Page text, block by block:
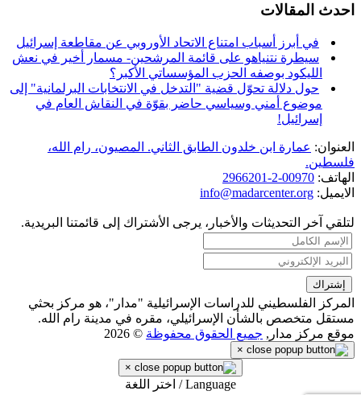
احدث المقالات
في أبرز أسباب امتناع الاتحاد الأوروبي عن مقاطعة إسرائيل
سيطرة نتنياهو على قائمة المرشحين- مسمار أخير في نعش
الليكود بوصفه الحزب المؤسساتي الأكبر؟
حول دلالة تحوّل قضية "التدخل في الانتخابات البرلمانية" إلى
موضوع أمني وسياسي حاضر بقوّة في النقاش العام في
إسرائيل!
العنوان: عمارة ابن خلدون الطابق الثاني. المصيون، رام الله،
فلسطين.
الهاتف: 00970-2-2966201
الايميل: info@madarcenter.org
لتلقي آخر التحديثات والأخبار، يرجى الأشتراك إلى قائمتنا البريدية.
المركز الفلسطيني للدراسات الإسرائيلية "مدار"، هو مركز بحثي
مستقل متخصص بالشأن الإسرائيلي، مقره في مدينة رام الله.
موقع مركز مدار, جميع الحقوق محفوظة © 2026
×
×
Language / اختر اللغة